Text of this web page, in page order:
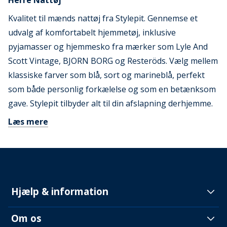
Kvalitet til mænds nattøj fra Stylepit. Gennemse et
udvalg af komfortabelt hjemmetøj, inklusive
pyjamasser og hjemmesko fra mærker som Lyle And
Scott Vintage, BJORN BORG og Resteröds. Vælg mellem
klassiske farver som blå, sort og marineblå, perfekt
som både personlig forkælelse og som en betænksom
gave. Stylepit tilbyder alt til din afslapning derhjemme.
Læs mere
Hjælp & information
Om os